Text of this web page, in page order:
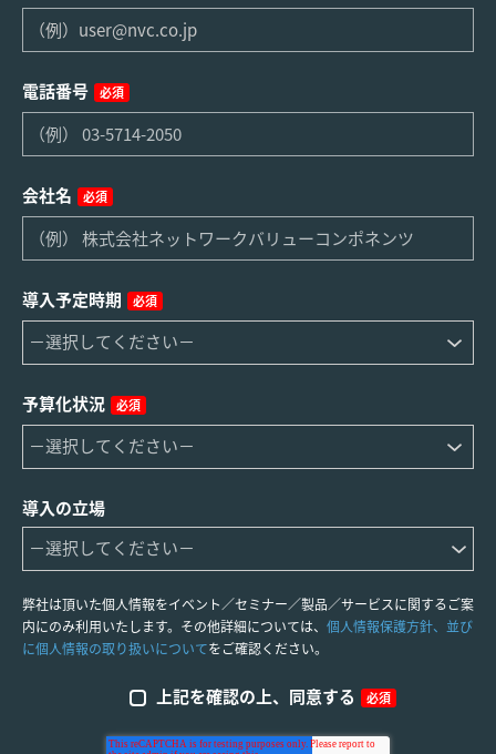
電話番号 必須
会社名 必須
導入予定時期 必須
予算化状況 必須
導入の立場
弊社は頂いた個人情報をイベント／セミナー／製品／サービスに関するご案
内にのみ利用いたします。その他詳細については、 個人情報保護方針、並び
に個人情報の取り扱いについてをご確認ください。
上記を確認の上、同意する 必須